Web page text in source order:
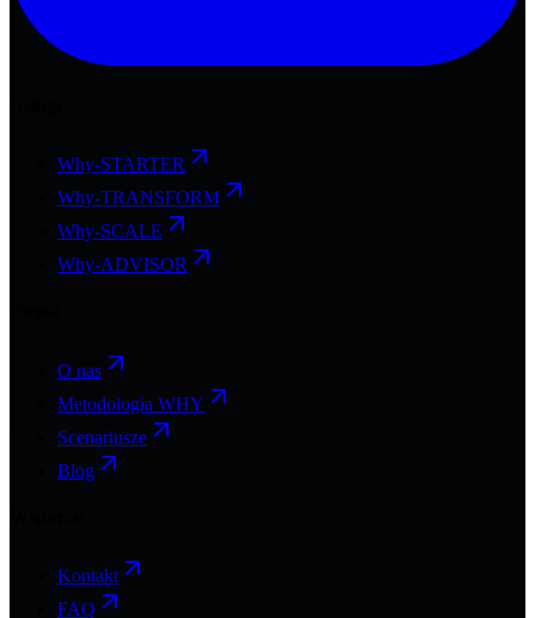
Why-STARTER
Why-TRANSFORM
Why-SCALE
Why-ADVISOR
O nas
Metodologia WHY
Scenariusze
Blog
Kontakt
FAQ